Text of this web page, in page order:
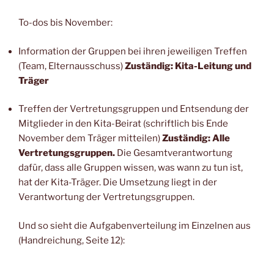
To-dos bis November:
Information der Gruppen bei ihren jeweiligen Treffen
(Team, Elternausschuss)Zuständig: Kita-Leitung und
Träger
Treffen der Vertretungsgruppen und Entsendung der
Mitglieder in den Kita-Beirat (schriftlich bis Ende
November dem Träger mitteilen)Zuständig: Alle
Vertretungsgruppen. Die Gesamtverantwortung
dafür, dass alle Gruppen wissen, was wann zu tun ist,
hat der Kita-Träger. Die Umsetzung liegt in der
Verantwortung der Vertretungsgruppen.
Und so sieht die Aufgabenverteilung im Einzelnen aus
(Handreichung, Seite 12):